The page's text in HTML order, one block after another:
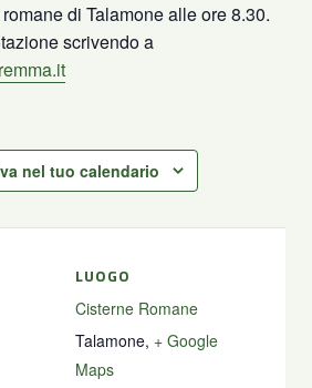
di Talamone alle ore 8.30.
scrivendo a
nel tuo calendario
LUOGO
Cisterne Romane
Talamone, + Google
Maps